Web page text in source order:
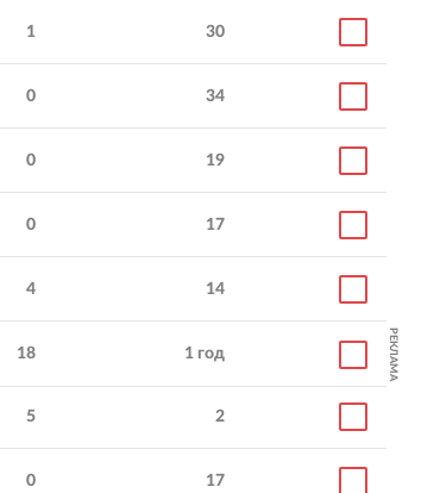
1 30
0 34
0 19
0 17
4 14
18 1 год РЕКЛАМА
5 2
0 17